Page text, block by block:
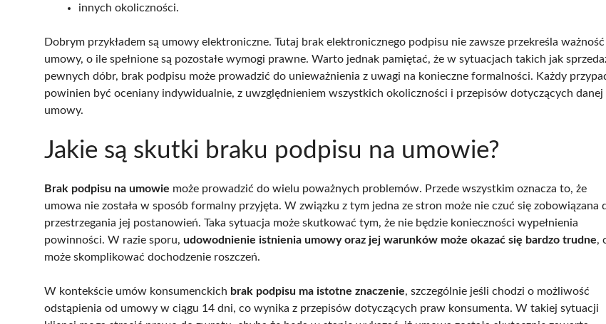
innych okoliczności.
Dobrym przykładem są umowy elektroniczne. Tutaj brak elektronicznego podpisu nie zawsze przekreśla ważność
umowy, o ile spełnione są pozostałe wymogi prawne. Warto jednak pamiętać, że w sytuacjach takich jak
pewnych dóbr, brak podpisu może prowadzić do unieważnienia z uwagi na konieczne formalności. Każdy
powinien być oceniany indywidualnie, z uwzględnieniem wszystkich okoliczności i przepisów dotyczących danej
umowy.
Jakie są skutki braku podpisu na umowie?
Brak podpisu na umowie może prowadzić do wielu poważnych problemów. Przede wszystkim oznacza to, że
umowa nie została w sposób formalny przyjęta. W związku z tym jedna ze stron może nie czuć się zobowiązana
przestrzegania jej postanowień. Taka sytuacja może skutkować tym, że nie będzie konieczności wypełnienia
powinności. W razie sporu, udowodnienie istnienia umowy oraz jej warunków może okazać się bardzo trudne,
może skomplikować dochodzenie roszczeń.
W kontekście umów konsumenckich brak podpisu ma istotne znaczenie, szczególnie jeśli chodzi o możliwość
odstąpienia od umowy w ciągu 14 dni, co wynika z przepisów dotyczących praw konsumenta. W takiej sytuacji